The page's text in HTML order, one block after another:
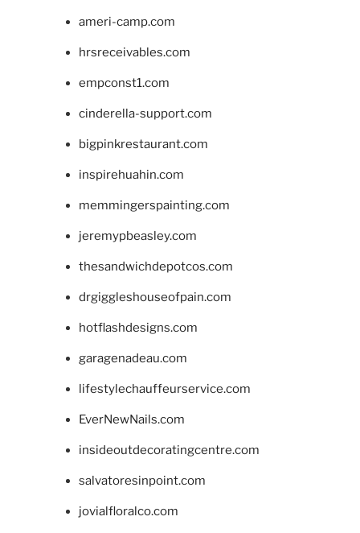
ameri-camp.com
hrsreceivables.com
empconst1.com
cinderella-support.com
bigpinkrestaurant.com
inspirehuahin.com
memmingerspainting.com
jeremypbeasley.com
thesandwichdepotcos.com
drgiggleshouseofpain.com
hotflashdesigns.com
garagenadeau.com
lifestylechauffeurservice.com
EverNewNails.com
insideoutdecoratingcentre.com
salvatoresinpoint.com
jovialfloralco.com